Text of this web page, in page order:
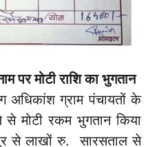
पर मोटी राशि का भुगतान
अधिकांश ग्राम पंचायतों के
से मोटी रकम भुगतान किया
से लाखों रु. सारसताल से